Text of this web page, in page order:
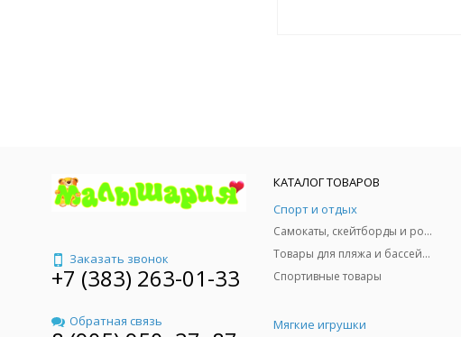
Заказать звонок
+7 (383) 263-01-33
Обратная связь
КАТАЛОГ ТОВАРОВ
Спорт и отдых
Самокаты, скейтборды и ролики
Товары для пляжа и бассейны
Спортивные товары
Мягкие игрушки